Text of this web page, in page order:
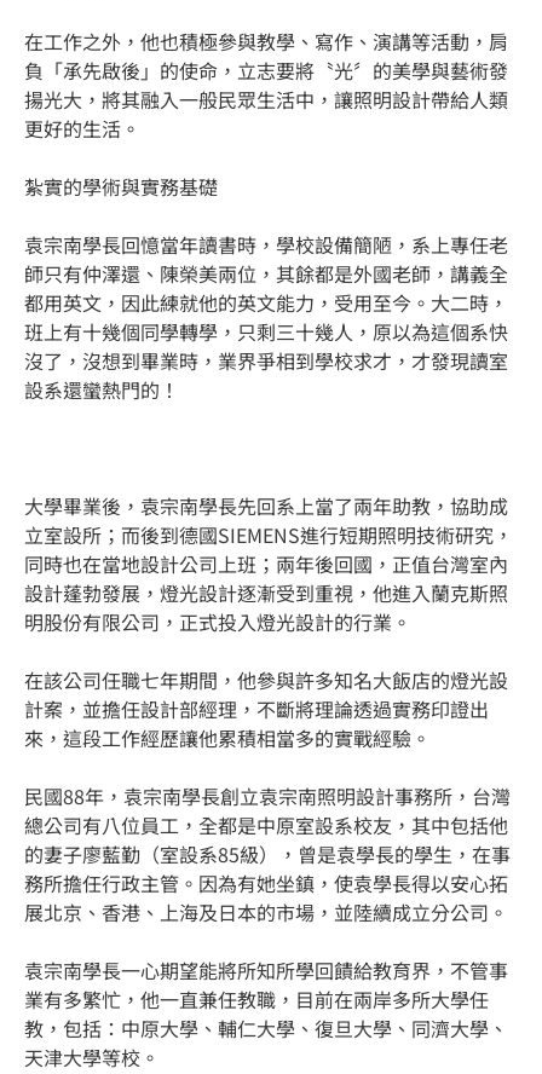
在工作之外，他也積極參與教學、寫作、演講等活動，肩
負「承先啟後」的使命，立志要將〝光〞的美學與藝術發
揚光大，將其融入一般民眾生活中，讓照明設計帶給人類
更好的生活。
紮實的學術與實務基礎
袁宗南學長回憶當年讀書時，學校設備簡陋，系上專任老
師只有仲澤還、陳榮美兩位，其餘都是外國老師，講義全
都用英文，因此練就他的英文能力，受用至今。大二時，
班上有十幾個同學轉學，只剩三十幾人，原以為這個系快
沒了，沒想到畢業時，業界爭相到學校求才，才發現讀室
設系還蠻熱門的！
大學畢業後，袁宗南學長先回系上當了兩年助教，協助成
立室設所；而後到德國SIEMENS進行短期照明技術研究，
同時也在當地設計公司上班；兩年後回國，正值台灣室內
設計蓬勃發展，燈光設計逐漸受到重視，他進入蘭克斯照
明股份有限公司，正式投入燈光設計的行業。
在該公司任職七年期間，他參與許多知名大飯店的燈光設
計案，並擔任設計部經理，不斷將理論透過實務印證出
來，這段工作經歷讓他累積相當多的實戰經驗。
民國88年，袁宗南學長創立袁宗南照明設計事務所，台灣
總公司有八位員工，全都是中原室設系校友，其中包括他
的妻子廖藍勤（室設系85級），曾是袁學長的學生，在事
務所擔任行政主管。因為有她坐鎮，使袁學長得以安心拓
展北京、香港、上海及日本的市場，並陸續成立分公司。
袁宗南學長一心期望能將所知所學回饋給教育界，不管事
業有多繁忙，他一直兼任教職，目前在兩岸多所大學任
教，包括：中原大學、輔仁大學、復旦大學、同濟大學、
天津大學等校。